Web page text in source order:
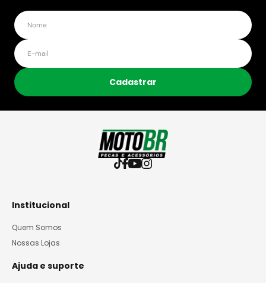
Cadastrar
Institucional
Quem Somos
Nossas Lojas
Ajuda e suporte